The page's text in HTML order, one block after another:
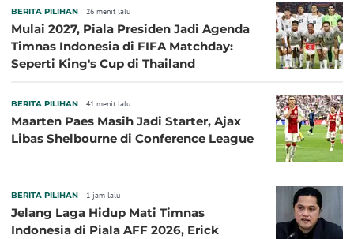
BERITA PILIHAN 26 menit lalu
Mulai 2027, Piala Presiden Jadi Agenda
Timnas Indonesia di FIFA Matchday:
Seperti King's Cup di Thailand
BERITA PILIHAN 41 menit lalu
Maarten Paes Masih Jadi Starter, Ajax
Libas Shelbourne di Conference League
BERITA PILIHAN 1 jam lalu
Jelang Laga Hidup Mati Timnas
Indonesia di Piala AFF 2026, Erick